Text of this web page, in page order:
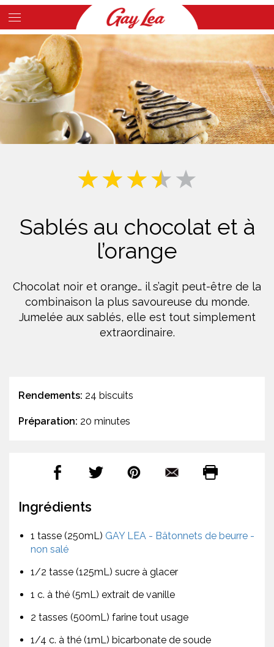
Skip
to
content
Content
Sablés au chocolat et à
l’orange
Chocolat noir et orange… il s’agit peut-être de la
combinaison la plus savoureuse du monde.
Jumelée aux sablés, elle est tout simplement
extraordinaire.
Rendements: 24 biscuits
Préparation: 20 minutes
Ingrédients
1 tasse (250mL) GAY LEA - Bâtonnets de beurre -
non salé
1/2 tasse (125mL) sucre à glacer
1 c. à thé (5mL) extrait de vanille
2 tasses (500mL) farine tout usage
1/4 c. à thé (1mL) bicarbonate de soude